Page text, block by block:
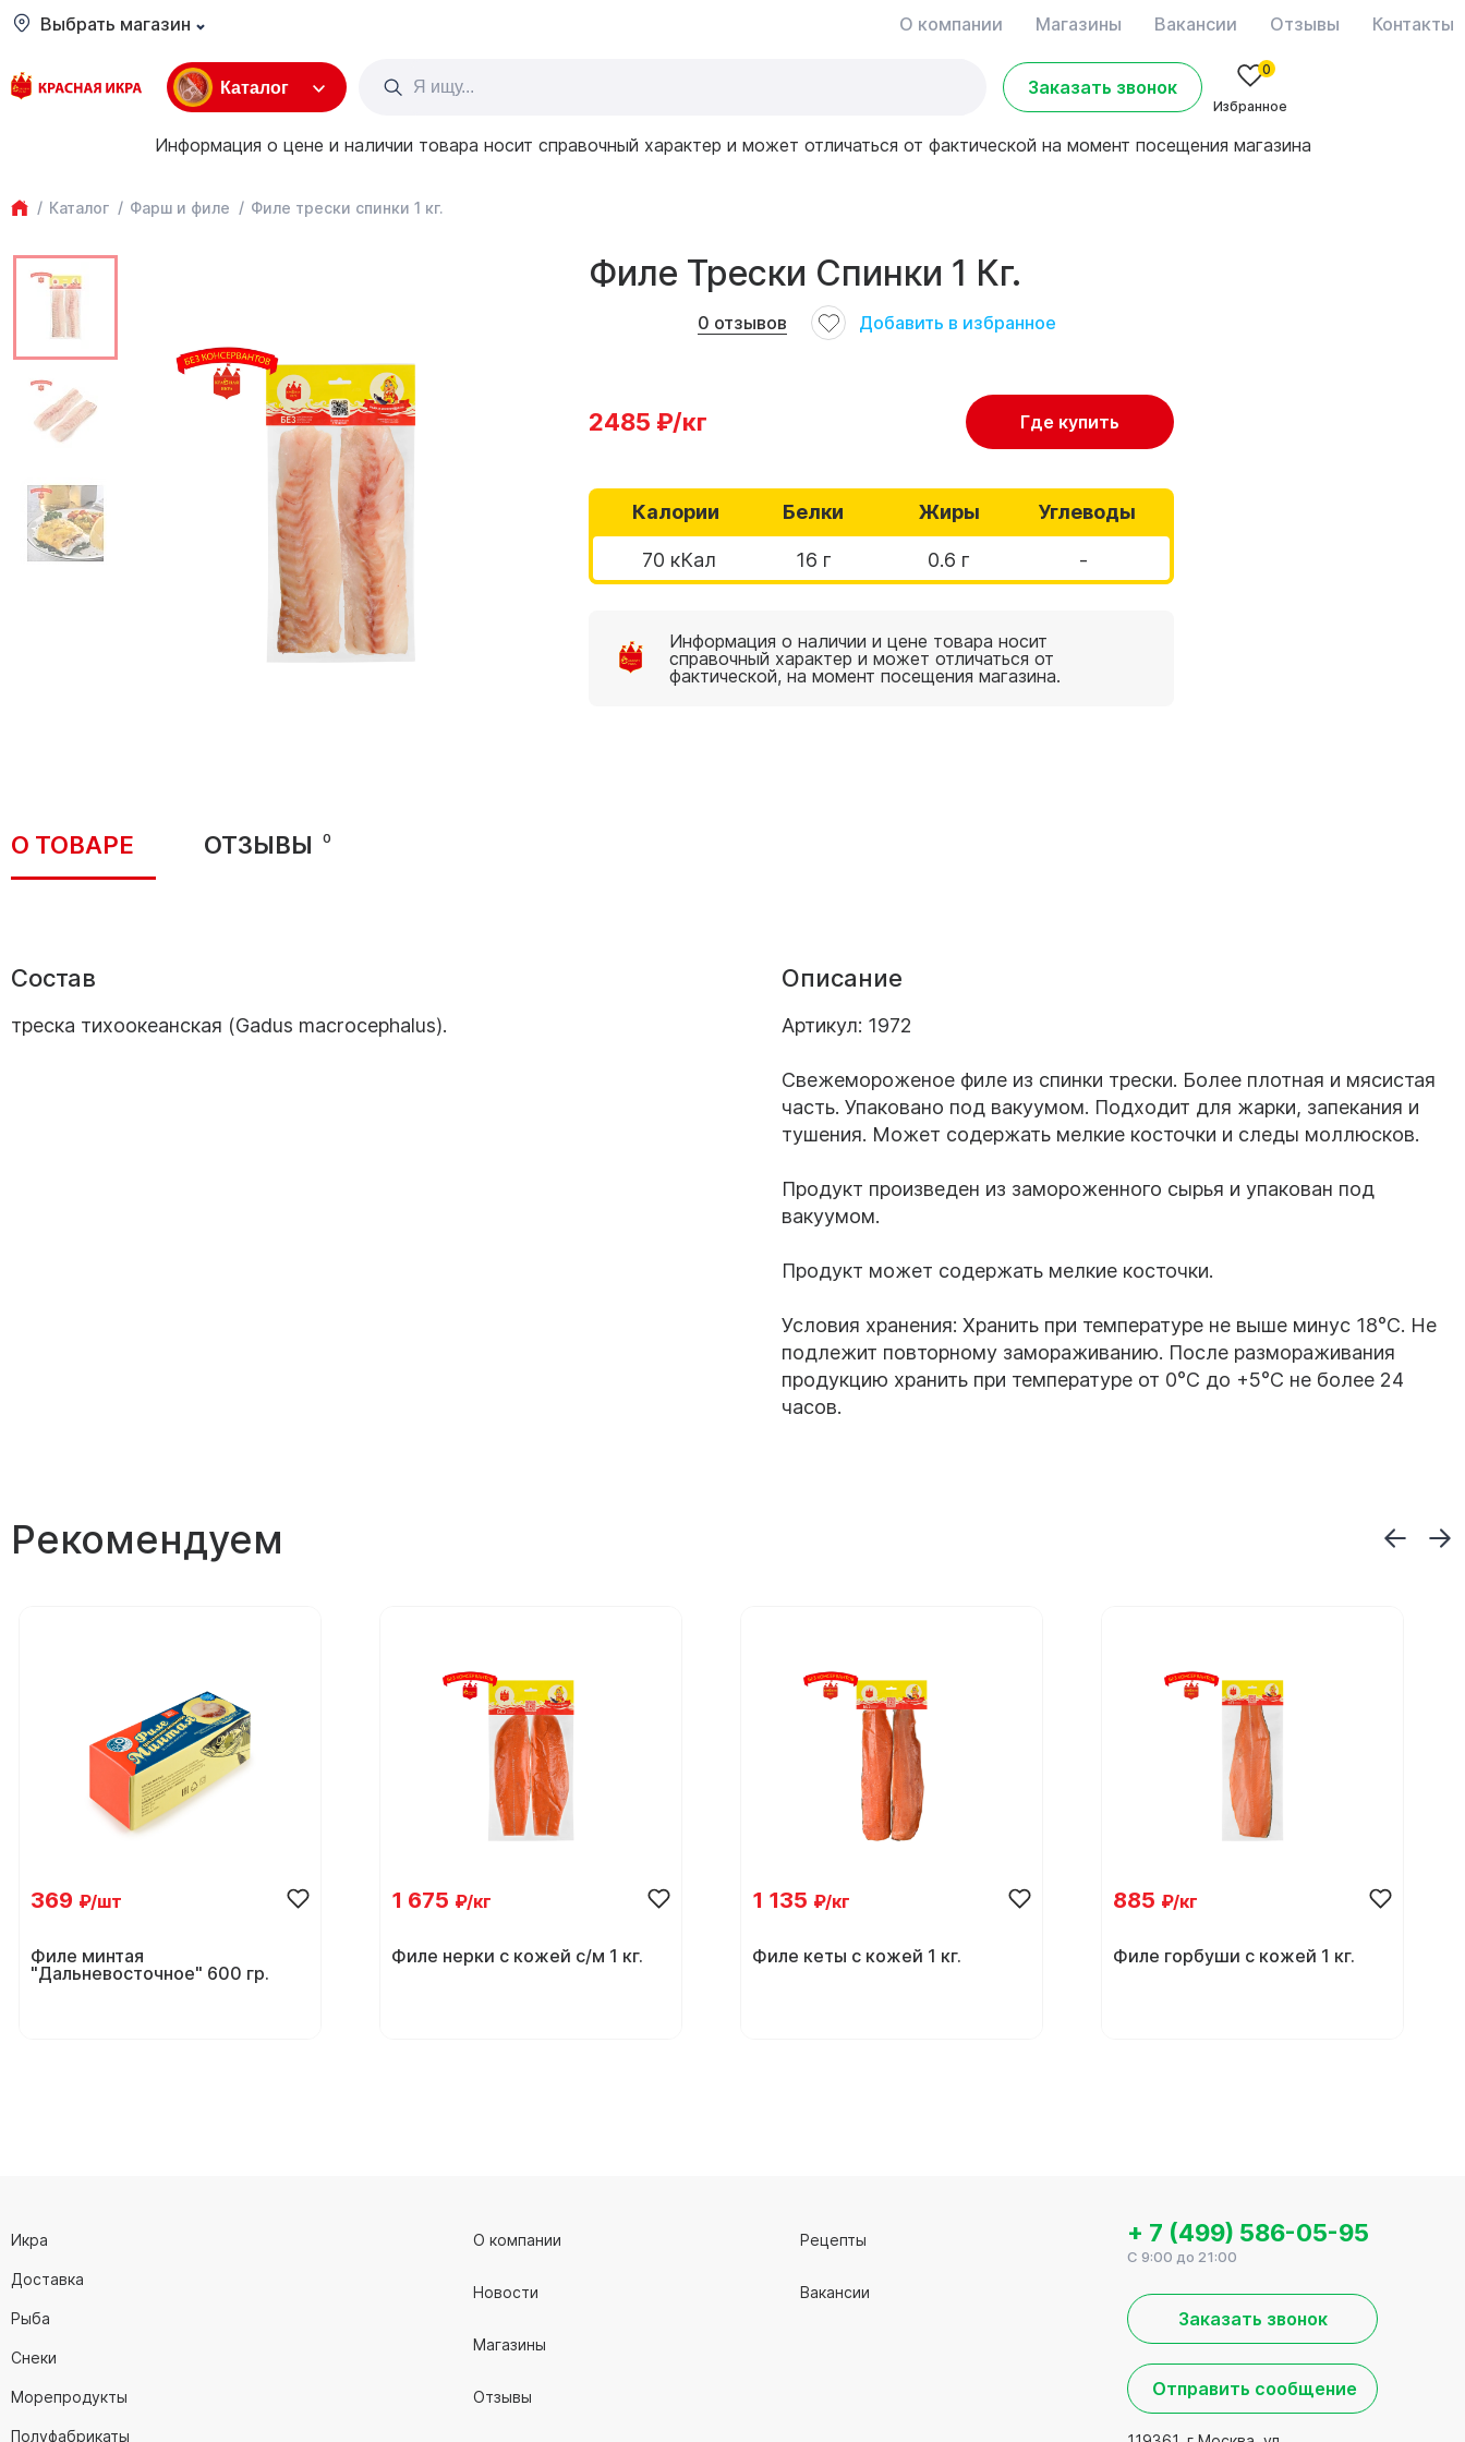
Выбрать магазин О компании Магазины Вакансии Отзывы Контакты
Каталог Заказать звонок
0
Избранное
Информация о цене и наличии товара носит справочный характер и может отличаться от фактической на момент посещения магазина
Каталог Фарш и филе Филе трески спинки 1 кг.
Филе Трески Спинки 1 Кг.
0 отзывов Добавить в избранное
2485 ₽/кг Где купить
Калории Белки Жиры Углеводы
70 кКал 16 г 0.6 г -
Информация о наличии и цене товара носит
справочный характер и может отличаться от
фактической, на момент посещения магазина.
О ТОВАРЕ ОТЗЫВЫ 0
Состав
треска тихоокеанская (Gadus macrocephalus).
Описание
Артикул: 1972
Свежемороженое филе из спинки трески. Более плотная и мясистая
часть. Упаковано под вакуумом. Подходит для жарки, запекания и
тушения. Может содержать мелкие косточки и следы моллюсков.
Продукт произведен из замороженного сырья и упакован под
вакуумом.
Продукт может содержать мелкие косточки.
Условия хранения: Хранить при температуре не выше минус 18°C. Не
подлежит повторному замораживанию. После размораживания
продукцию хранить при температуре от 0°C до +5°C не более 24
часов.
Рекомендуем
369 ₽/шт
Филе минтая
"Дальневосточное" 600 гр.
1 675 ₽/кг
Филе нерки с кожей с/м 1 кг.
1 135 ₽/кг
Филе кеты с кожей 1 кг.
885 ₽/кг
Филе горбуши с кожей 1 кг.
Икра
Доставка
Рыба
Снеки
Морепродукты
Полуфабрикаты
О компании
Новости
Магазины
Отзывы
Рецепты
Вакансии
+ 7 (499) 586-05-95
C 9:00 до 21:00
Заказать звонок
Отправить сообщение